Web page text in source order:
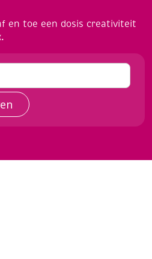
en toe een dosis creativiteit